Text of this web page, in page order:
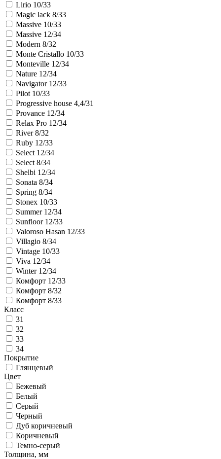
Lirio 10/33
Magic lack 8/33
Massive 10/33
Massive 12/34
Modern 8/32
Monte Cristallo 10/33
Monteville 12/34
Nature 12/34
Navigator 12/33
Pilot 10/33
Progressive house 4,4/31
Provance 12/34
Relax Pro 12/34
River 8/32
Ruby 12/33
Select 12/34
Select 8/34
Shelbi 12/34
Sonata 8/34
Spring 8/34
Stonex 10/33
Summer 12/34
Sunfloor 12/33
Valoroso Hasan 12/33
Villagio 8/34
Vintage 10/33
Viva 12/34
Winter 12/34
Комфорт 12/33
Комфорт 8/32
Комфорт 8/33
Класс
31
32
33
34
Покрытие
Глянцевый
Цвет
Бежевый
Белый
Серый
Черный
Дуб коричневый
Коричневый
Темно-серый
Толщина, мм